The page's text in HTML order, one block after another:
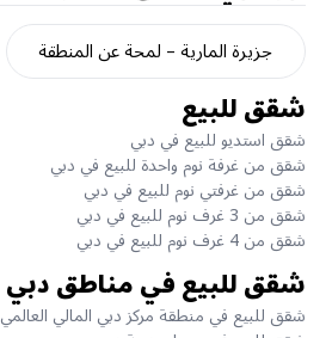
جزيرة المارية – لمحة عن المنطقة
شقق للبيع
شقق استديو للبيع في دبي
شقق من غرفة نوم واحدة للبيع في دبي
شقق من غرفتي نوم للبيع في دبي
شقق من 3 غرف نوم للبيع في دبي
شقق من 4 غرف نوم للبيع في دبي
شقق للبيع في مناطق دبي
شقق للبيع في منطقة مركز دبي المالي العالمي